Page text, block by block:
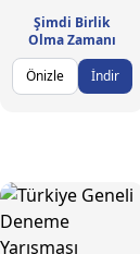
Şimdi Birlik
Olma Zamanı
Önizle
İndir